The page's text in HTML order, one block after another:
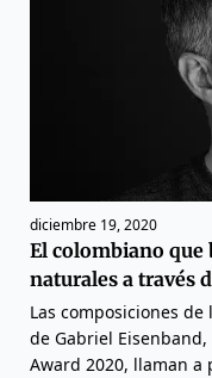
diciembre 19, 2020
El colombiano que
naturales a través
Las composiciones
de Gabriel
Award 2020, llaman